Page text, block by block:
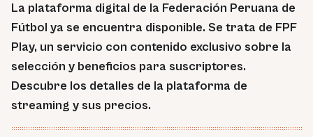
La plataforma digital de la Federación Peruana de
Fútbol ya se encuentra disponible. Se trata de FPF
Play, un servicio con contenido exclusivo sobre la
selección y beneficios para suscriptores.
Descubre los detalles de la plataforma de
streaming y sus precios.